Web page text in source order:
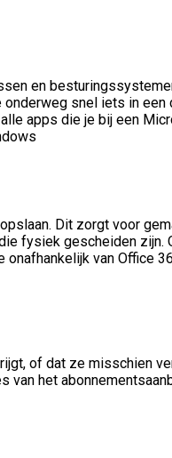
en
snel iets in
apps die je bij een
Dit zorgt voor
fysiek gescheiden zijn.
van Office
of dat ze misschien
van het